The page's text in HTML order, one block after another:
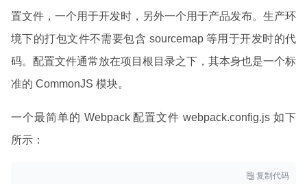
置文件，一个用于开发时，另外一个用于产品发布。生产环
境下的打包文件不需要包含 sourcemap 等用于开发时的代
码。配置文件通常放在项目根目录之下，其本身也是一个标
准的 CommonJS 模块。
一个最简单的 Webpack 配置文件 webpack.config.js 如下
所示：
 复制代码